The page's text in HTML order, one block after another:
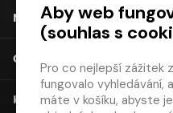
NÁKUP
O SPOLEČNOSTI
KONTAKT
Aby web
(souhlas s
Pro co nejlepší zážitek
fungovalo vyhledávání,
máte v košíku, abyste